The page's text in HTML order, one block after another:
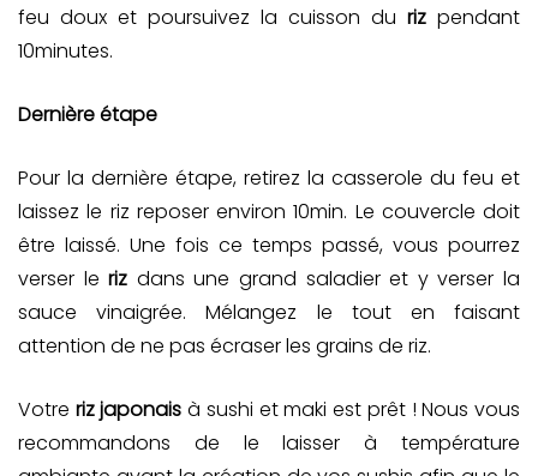
feu doux et poursuivez la cuisson du riz pendant
10minutes.
Dernière étape
Pour la dernière étape, retirez la casserole du feu et
laissez le riz reposer environ 10min. Le couvercle doit
être laissé. Une fois ce temps passé, vous pourrez
verser leriz dans une grand saladier et y verser la
sauce vinaigrée. Mélangez le tout en faisant
attention de ne pas écraser les grains de riz.
Votre riz japonais à sushi et maki est prêt ! Nous vous
recommandons de le laisser à température